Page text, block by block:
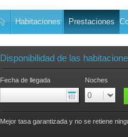
Habitaciones Prestaciones
Disponibilidad de las
Fecha de llegada Noches
Mejor tasa garantizada y no se retiene